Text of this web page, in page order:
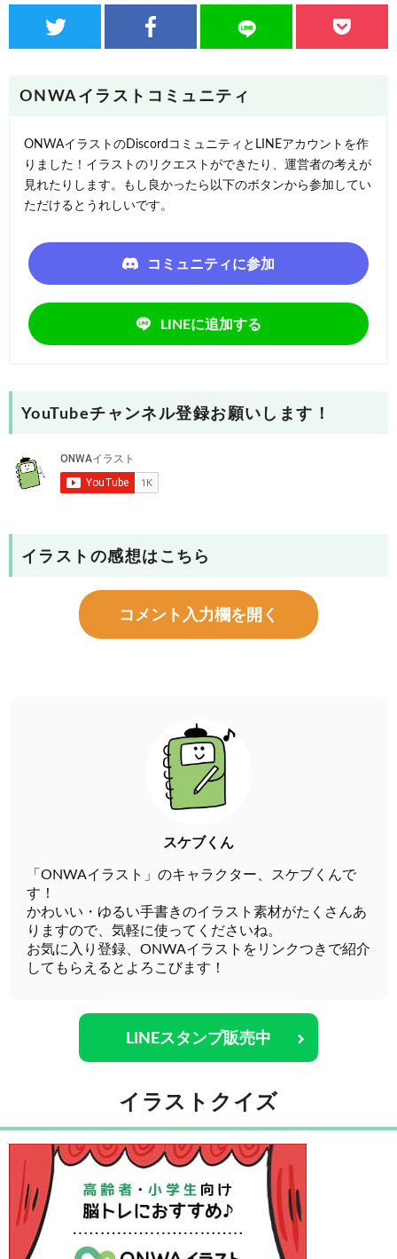
ONWAイラストコミュニティ
ONWAイラストのDiscordコミュニティとLINEアカウントを作
りました！イラストのリクエストができたり、運営者の考えが
見れたりします。もし良かったら以下のボタンから参加してい
ただけるとうれしいです。
コミュニティに参加
LINEに追加する
YouTubeチャンネル登録お願いします！
イラストの感想はこちら
コメント入力欄を開く
スケブくん
「ONWAイラスト」のキャラクター、スケブくんで
す！
かわいい・ゆるい手書きのイラスト素材がたくさんあ
りますので、気軽に使ってくださいね。
お気に入り登録、ONWAイラストをリンクつきで紹介
してもらえるとよろこびます！
LINEスタンプ販売中
イラストクイズ